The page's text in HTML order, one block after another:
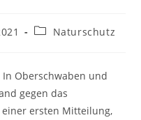
Beitrags-
Naturschutz
In Oberschwaben und
gegen das
ersten Mitteilung,